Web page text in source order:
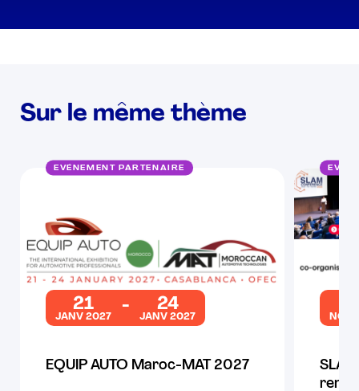
Sur le même thème
EVÉNEMENT PARTENAIRE
21
JANV 2027
24
JANV 2027
EQUIP AUTO Maroc-MAT 2027
NOV